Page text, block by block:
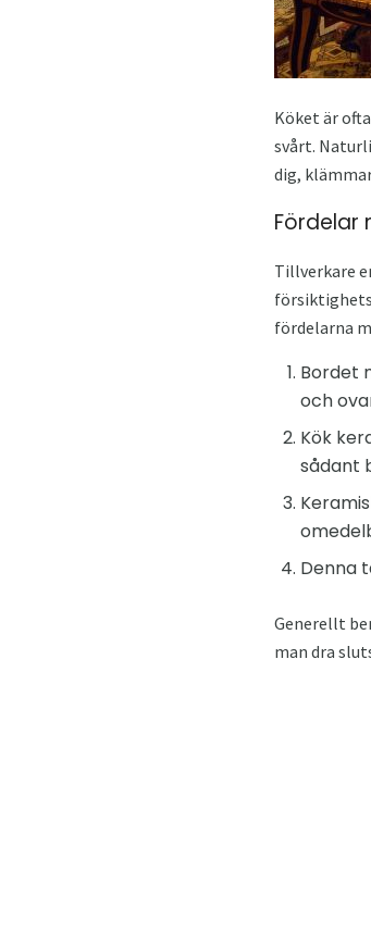
Köket är
svårt.
dig,
Fördelar
Tillverkare
fördelarna
Bordet
och
Kök
sådant
Denna
Generellt
man dra